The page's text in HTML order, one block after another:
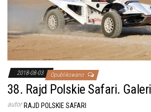
2018-08-03 Opublikowano
38. Rajd Polskie Safari.
autor RAJD POLSKIE SAFARI